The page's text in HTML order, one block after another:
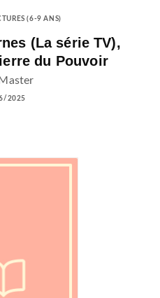
(6-9 ANS)
(La série TV),
du Pouvoir
2025